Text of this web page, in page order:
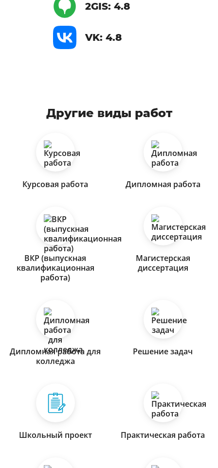
2GIS: 4.8
VK: 4.8
Другие виды работ
Курсовая работа Дипломная работа
ВКР (выпускная
квалификационная
работа)
Магистерская
диссертация
Дипломная работа для
колледжа
Решение задач
Школьный проект Практическая работа